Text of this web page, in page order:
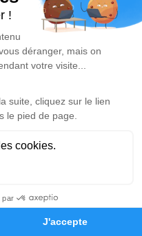
Hommages
Je rends hommage